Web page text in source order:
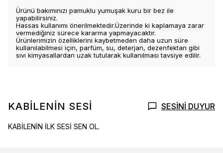
Ürünü bakımınızı pamuklu yumuşak kuru bir bez ile
yapabilirsiniz.
Hassas kullanımı önerilmektedir.Üzerinde ki kaplamaya zarar
vermediğiniz sürece kararma yapmayacaktır.
Ürünlerimizin özelliklerini kaybetmeden daha uzun süre
kullanılabilmesi için, parfüm, su, deterjan, dezenfektan gibi
sıvı kimyasallardan uzak tutularak kullanılması tavsiye edilir.
KABİLENİN SESİ SESİNİ DUYUR
KABİLENİN İLK SESİ SEN OL.